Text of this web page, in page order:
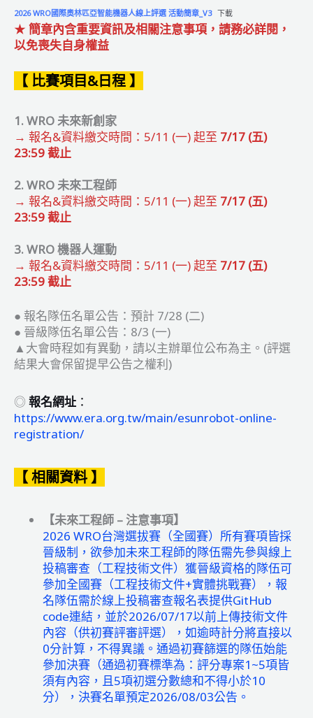
2026 WRO國際奧林匹亞智能機器人線上評選 活動簡章_V3 下載
★ 簡章內含重要資訊及相關注意事項，請務必詳閱，
以免喪失自身權益
【 比賽項目&日程 】
1. WRO 未來新創家
→ 報名&資料繳交時間：5/11 (一) 起至 7/17 (五)
23:59 截止
2. WRO 未來工程師
→ 報名&資料繳交時間： 5/11 (一) 起至 7/17 (五)
23:59 截止
3. WRO 機器人運動
→ 報名&資料繳交時間： 5/11 (一) 起至 7/17 (五)
23:59 截止
● 報名隊伍名單公告：預計 7/28 (二)
● 晉級隊伍名單公告：8/3 (一)
▲大會時程如有異動，請以主辦單位公布為主。(評選
結果大會保留提早公告之權利)
◎ 報名網址 ：
https://www.era.org.tw/main/esunrobot-online-
registration/
【 相關資料 】
【未來工程師 – 注意事項】
2026 WRO台灣選拔賽（全國賽）所有賽項皆採
晉級制，欲參加未來工程師的隊伍需先參與線上
投稿審查（工程技術文件）獲晉級資格的隊伍可
參加全國賽（工程技術文件+實體挑戰賽），報
名隊伍需於線上投稿審查報名表提供GitHub
code連結，並於2026/07/17以前上傳技術文件
內容（供初賽評審評選），如逾時計分將直接以
0分計算，不得異議。通過初賽篩選的隊伍始能
參加決賽（通過初賽標準為：評分專案1~5項皆
須有內容，且5項初選分數總和不得小於10
分），決賽名單預定2026/08/03公告。